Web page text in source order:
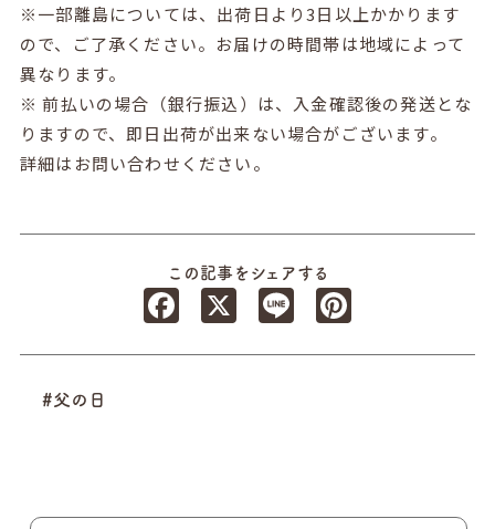
※一部離島については、出荷日より3日以上かかります
ので、ご了承ください。お届けの時間帯は地域によって
異なります。
※ 前払いの場合（銀行振込）は、入金確認後の発送とな
りますので、即日出荷が出来ない場合がございます。
詳細はお問い合わせください。
この記事をシェアする
Facebook
Line
#父の日